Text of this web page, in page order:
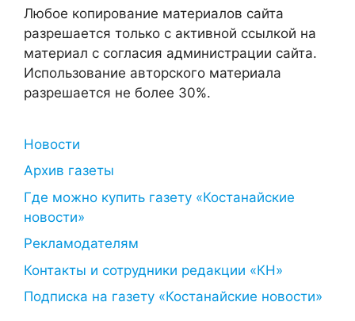
Любое копирование материалов сайта
разрешается только с активной ссылкой на
материал с согласия администрации сайта.
Использование авторского материала
разрешается не более 30%.
Новости
Архив газеты
Где можно купить газету «Костанайские
новости»
Рекламодателям
Контакты и сотрудники редакции «КН»
Подписка на газету «Костанайские новости»